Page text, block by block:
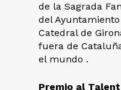
de la Sagrada
del
Catedral de
fuera de
el mundo .
Premio al